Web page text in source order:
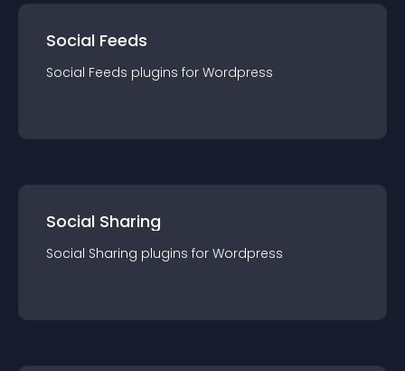
Social Feeds
Social Feeds plugins for Wordpress
Social Sharing
Social Sharing plugins for Wordpress